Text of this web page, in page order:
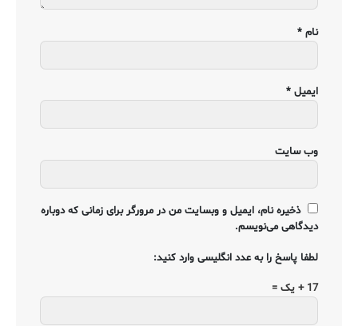
نام *
ایمیل *
وب‌ سایت
ذخیره نام، ایمیل و وبسایت من در مرورگر برای زمانی که دوباره
دیدگاهی می‌نویسم.
لطفا پاسخ را به عدد انگلیسی وارد کنید:
17 + یک =